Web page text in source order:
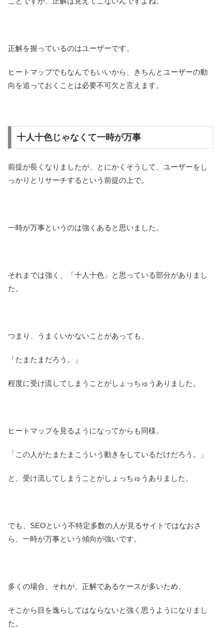
正解を握っているのはユーザーです。
ヒートマップでもなんでもいいから、きちんとユーザーの動
向を追っておくことは必要不可欠と言えます。
十人十色じゃなくて一時が万事
前提が長くなりましたが、とにかくそうして、ユーザーをし
っかりとリサーチするという前提の上で。
一時が万事というのは強くあると思いました。
それまでは強く、「十人十色」と思っている部分がありまし
た。
つまり、うまくいかないことがあっても、
「たまたまだろう。」
程度に受け流してしまうことがしょっちゅうありました。
ヒートマップを見るようになってからも同様。
「この人がたまたまこういう動きをしているだけだろう。」
と、受け流してしまうことがしょっちゅうありました。
でも、SEOという不特定多数の人が見るサイトではなおさ
ら、一時が万事という傾向が強いです。
多くの場合、それが、正解であるケースが多いため、
そこから目を逸らしてはならないと強く思うようになりまし
た。